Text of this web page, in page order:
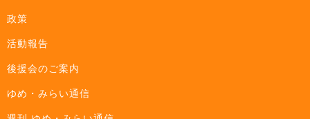
政策
活動報告
後援会のご案内
ゆめ・みらい通信